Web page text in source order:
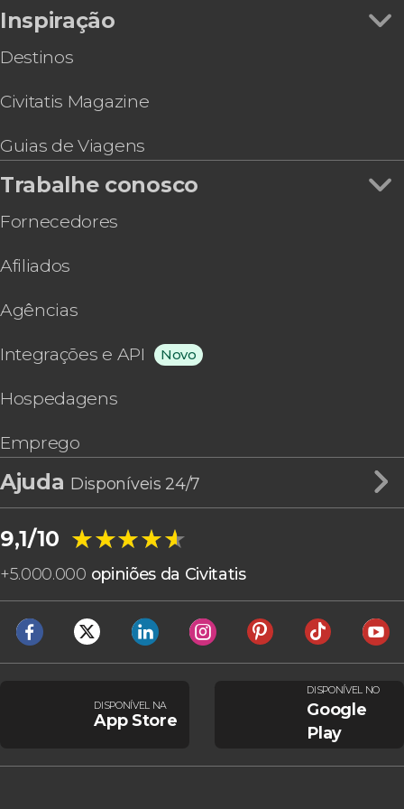
Inspiração
Destinos
Civitatis Magazine
Guias de Viagens
Trabalhe conosco
Fornecedores
Afiliados
Agências
Integrações e API Novo
Hospedagens
Emprego
Ajuda Disponíveis 24/7
9,1/10 ★★★★★
★★★★★
+5.000.000 opiniões da Civitatis
DISPONÍVEL NA
App Store
DISPONÍVEL NO
Google
Play